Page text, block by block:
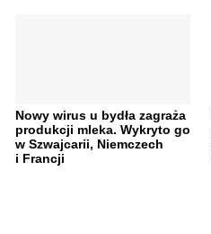
Nowy wirus u bydła zagraża
produkcji mleka. Wykryto go
w Szwajcarii, Niemczech
i Francji